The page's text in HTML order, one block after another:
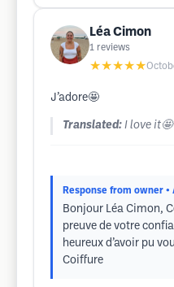
Léa Cimon
1 reviews
★★★★★
J’adore🤩
Translated: I love it🤩
Response from owner •
Bonjour Léa Cimon,
preuve de votre
heureux d’avoir pu
Coiffure